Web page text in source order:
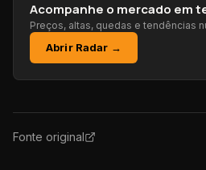
Acompanhe o mercado em
Preços, altas, quedas e tendências
Abrir Radar →
Fonte original